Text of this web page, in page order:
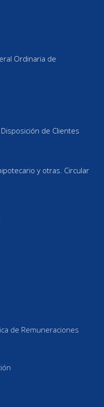
Ordinaria de
de Clientes
y otras. Circular
de Remuneraciones